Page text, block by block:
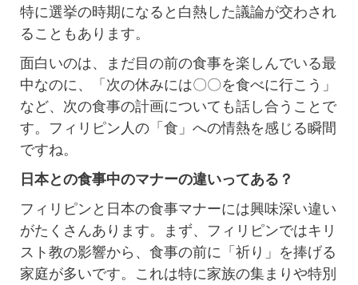
特に選挙の時期になると白熱した議論が交わされ
ることもあります。
面白いのは、まだ目の前の食事を楽しんでいる最
中なのに、「次の休みには〇〇を食べに行こう」
など、次の食事の計画についても話し合うことで
す。フィリピン人の「食」への情熱を感じる瞬間
ですね。
日本との食事中のマナーの違いってある？
フィリピンと日本の食事マナーには興味深い違い
がたくさんあります。まず、フィリピンではキリ
スト教の影響から、食事の前に「祈り」を捧げる
家庭が多いです。これは特に家族の集まりや特別